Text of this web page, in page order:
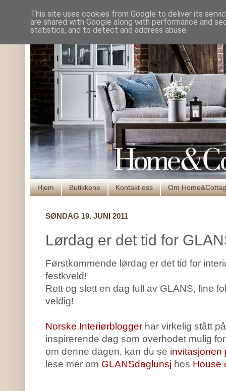
Hjem Butikkene Kontakt oss Om
SØNDAG 19. JUNI 2011
Lørdag er det tid for
Førstkommende lørdag er det tid for
festkveld!
Rett og slett en dag full av GLANS, fine
veldig!
Norske Interiørblogger har virkelig stått
inspirerende dag som overhodet mulig
om denne dagen, kan du se invitasjonen
lese mer om GLANSdaglunsj hos House
This site uses cookies from Google to deliver its
are shared with Google along with performance and
statistics, and to detect and address abuse.